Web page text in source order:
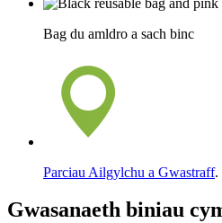
Bag du amldro a sach binc
Parciau Ailgylchu a Gwastraff.
Gwasanaeth biniau